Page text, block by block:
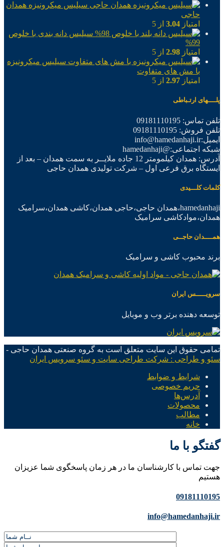
سیلیس میکرونیزه همدان
حاجی
امتیاز 3.04 از 5
سیلیس دانه بندی با خلوص
99%
امتیاز 2.98 از 5
سیلیس میکرونیزه
با مش های متفاوت
امتیاز 2.97 از 5
پلــــهای ارتـباطی
تلفن تماس: 09181110195
تلفن فروش: 09181110195
ایمیل:info@hamedanhaji.ir
شبکه اجتماعی:@hamedanhaji
آدرس: همدان کیلمومتر 12 جاده ملایــر به سمت همدان – بعد از
ایستگاه برق فرعی اول – شرکت تولیدی همدان حاجی
کلمات کلـــیدی
hamedanhaji،همدان حاجی،حاجی همدان،کاشی همدان،سرامیک
همدان،موادکاشی سرامیک
همــــدان حاجــی
برند محبوب کاشی و سرامیک
سرویـــــس ایران
توسعه دهنده برتر وب و موبایل
تمامی حقوق این سایت متعلق است به گروه صنعتی همدان حاجی -
سئو و طراحی : شرکت طراحی سایت و سئو سرویس ایران
شرایط و ضوابط
حریم خصوصی
آدرس‌ها
محصولات
مطالب
خانه
گفتگو با ما
جهت تماس با کارشناسان ما در هر زمان پاسخگوی شما عزیزان
هستیم
09181110195
info@hamedanhaji.ir